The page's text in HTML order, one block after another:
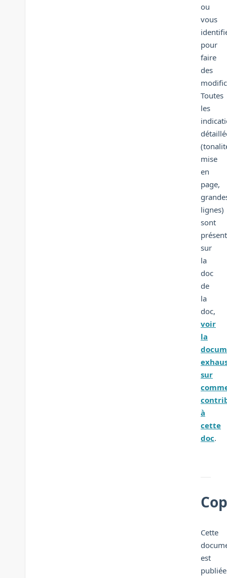
ou
vous
pour
faire
des
Toutes
les
mise
en
page,
lignes)
sont
sur
la
doc
de
la
doc,
voir
la
sur
à
cette
doc.
Cette
est
publiée